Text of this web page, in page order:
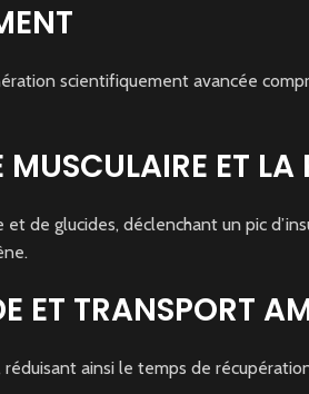
scientifiquement avancée
ET LA
de glucides, déclenchant un pic
ET TRANSPORT
ainsi le temps de